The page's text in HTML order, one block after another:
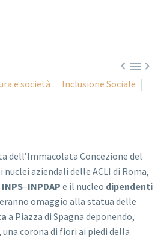

e società
Inclusione Sociale
dell’Immacolata Concezione del
nuclei aziendali delle ACLI di Roma,
INPS–INPDAP e il nucleo dipendenti
omaggio alla statua delle
a Piazza di Spagna deponendo,
corona di fiori ai piedi della